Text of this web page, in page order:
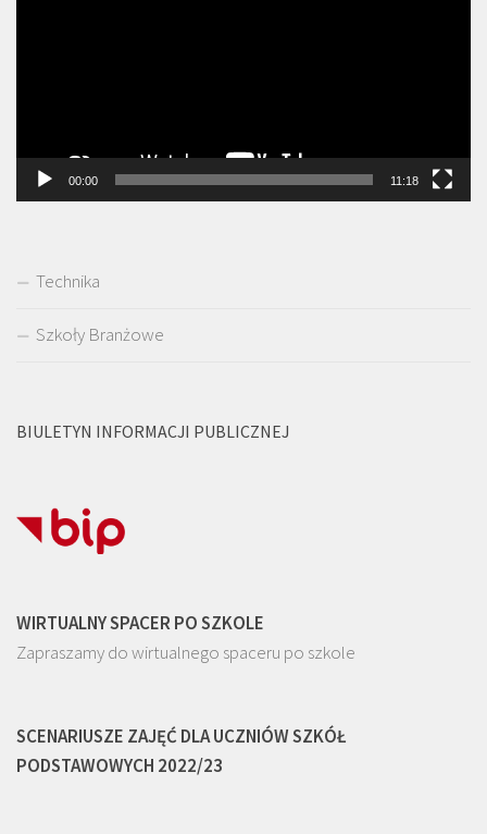
00:00 11:18
Technika
Szkoły Branżowe
BIULETYN INFORMACJI PUBLICZNEJ
WIRTUALNY SPACER PO SZKOLE
Zapraszamy do wirtualnego spaceru po szkole
SCENARIUSZE ZAJĘĆ DLA UCZNIÓW SZKÓŁ
PODSTAWOWYCH 2022/23